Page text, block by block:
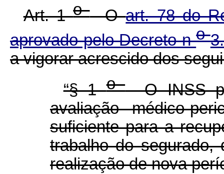
Art. 1oOart. 78 do
aprovado pelo Decreto no
a vigorar acrescido dos
“§ 1oO INSS
avaliação médico-
suficiente para a
trabalho do segurado,
realização de nova